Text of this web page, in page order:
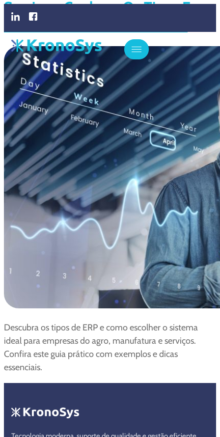
Serviços: Conheça Os Tipos E
Saiba Como Escolher O Ideal
Descubra os tipos de ERP e como escolher o sistema
ideal para empresas do agro, manufatura e serviços.
Confira este guia prático com exemplos e dicas
essenciais.